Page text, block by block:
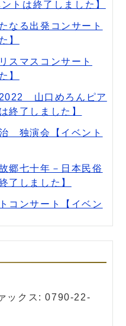
トは終了しました】
なる出発コンサート
】
スマスコンサート
】
山口めろんピア
終了しました】
独演会【イベント
七十年－日本民俗
了しました】
コンサート【イベン
ックス: 0790-22-